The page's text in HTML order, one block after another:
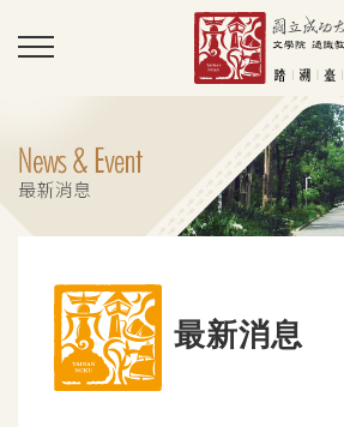
最新消息